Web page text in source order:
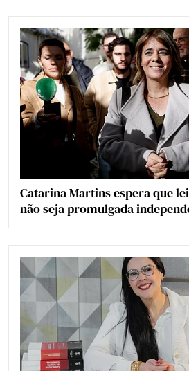
Catarina Martins espera que
não seja promulgada